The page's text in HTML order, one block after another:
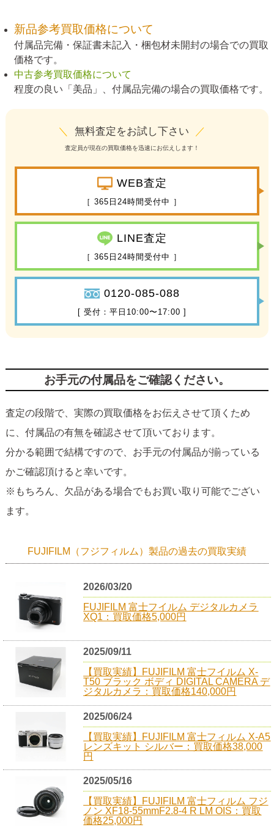
新品参考買取価格について
付属品完備・保証書未記入・梱包材未開封の場合での買取
価格です。
中古参考買取価格について
程度の良い「美品」、付属品完備の場合の買取価格です。
＼ 無料査定をお試し下さい ／
査定員が現在の買取価格を迅速にお伝えします！
WEB査定
［ 365日24時間受付中 ］
LINE査定
［ 365日24時間受付中 ］
0120-085-088
[ 受付：平日10:00〜17:00 ]
お手元の付属品をご確認ください。
査定の段階で、実際の買取価格をお伝えさせて頂くため
に、付属品の有無を確認させて頂いております。
分かる範囲で結構ですので、お手元の付属品が揃っている
かご確認頂けると幸いです。
※もちろん、欠品がある場合でもお買い取り可能でござい
ます。
FUJIFILM（フジフィルム）製品の過去の買取実績
2026/03/20
FUJIFILM 富士フイルム デジタルカメラ
XQ1：買取価格5,000円
2025/09/11
【買取実績】FUJIFILM 富士フイルム X-
T50 ブラック ボディ DIGITAL CAMERA デ
ジタルカメラ：買取価格140,000円
2025/06/24
【買取実績】FUJIFILM 富士フィルム X-A5
レンズキット シルバー：買取価格38,000
円
2025/05/16
【買取実績】FUJIFILM 富士フィルム フジ
ノン XF18-55mmF2.8-4 R LM OIS：買取
価格25,000円